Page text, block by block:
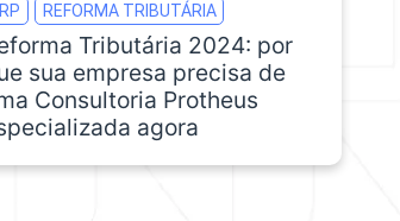
REFORMA TRIBUTÁRIA
Tributária 2024: por
sua empresa precisa de
Consultoria Protheus
agora